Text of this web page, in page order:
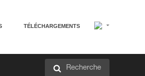
TÉLÉCHARGEMENTS
Recherche